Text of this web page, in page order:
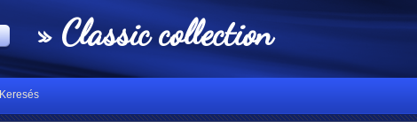
» Classic collection
Keresés